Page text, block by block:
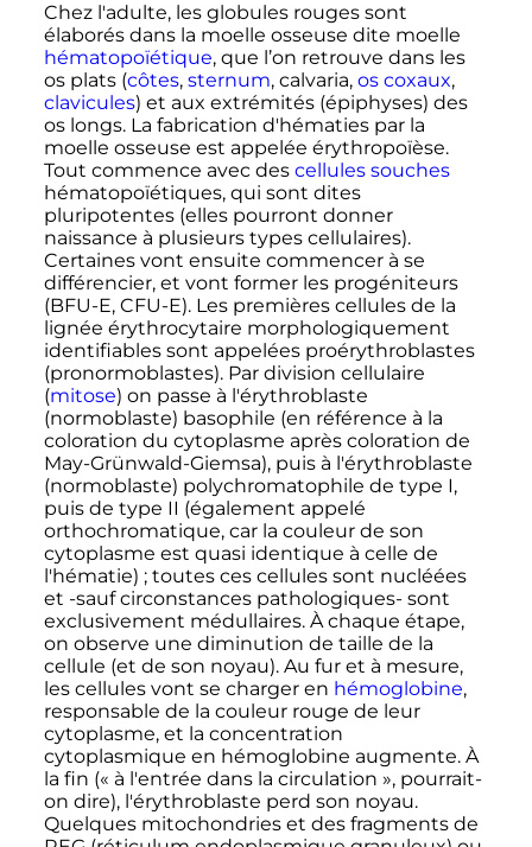
Chez l'adulte, les globules rouges sont
élaborés dans la moelle osseuse dite moelle
hématopoïétique, que l’on retrouve dans les
os plats (côtes, sternum, calvaria, os coxaux,
clavicules) et aux extrémités (épiphyses) des
os longs. La fabrication d'hématies par la
moelle osseuse est appelée érythropoïèse.
Tout commence avec des cellules souches
hématopoïétiques, qui sont dites
pluripotentes (elles pourront donner
naissance à plusieurs types cellulaires).
Certaines vont ensuite commencer à se
différencier, et vont former les progéniteurs
(BFU-E, CFU-E). Les premières cellules de la
lignée érythrocytaire morphologiquement
identifiables sont appelées proérythroblastes
(pronormoblastes). Par division cellulaire
(mitose) on passe à l'érythroblaste
(normoblaste) basophile (en référence à la
coloration du cytoplasme après coloration de
May-Grünwald-Giemsa), puis à l'érythroblaste
(normoblaste) polychromatophile de type I,
puis de type II (également appelé
orthochromatique, car la couleur de son
cytoplasme est quasi identique à celle de
l'hématie) ; toutes ces cellules sont nucléées
et -sauf circonstances pathologiques- sont
exclusivement médullaires. À chaque étape,
on observe une diminution de taille de la
cellule (et de son noyau). Au fur et à mesure,
les cellules vont se charger en hémoglobine,
responsable de la couleur rouge de leur
cytoplasme, et la concentration
cytoplasmique en hémoglobine augmente. À
la fin (« à l'entrée dans la circulation », pourrait-
on dire), l'érythroblaste perd son noyau.
Quelques mitochondries et des fragments de